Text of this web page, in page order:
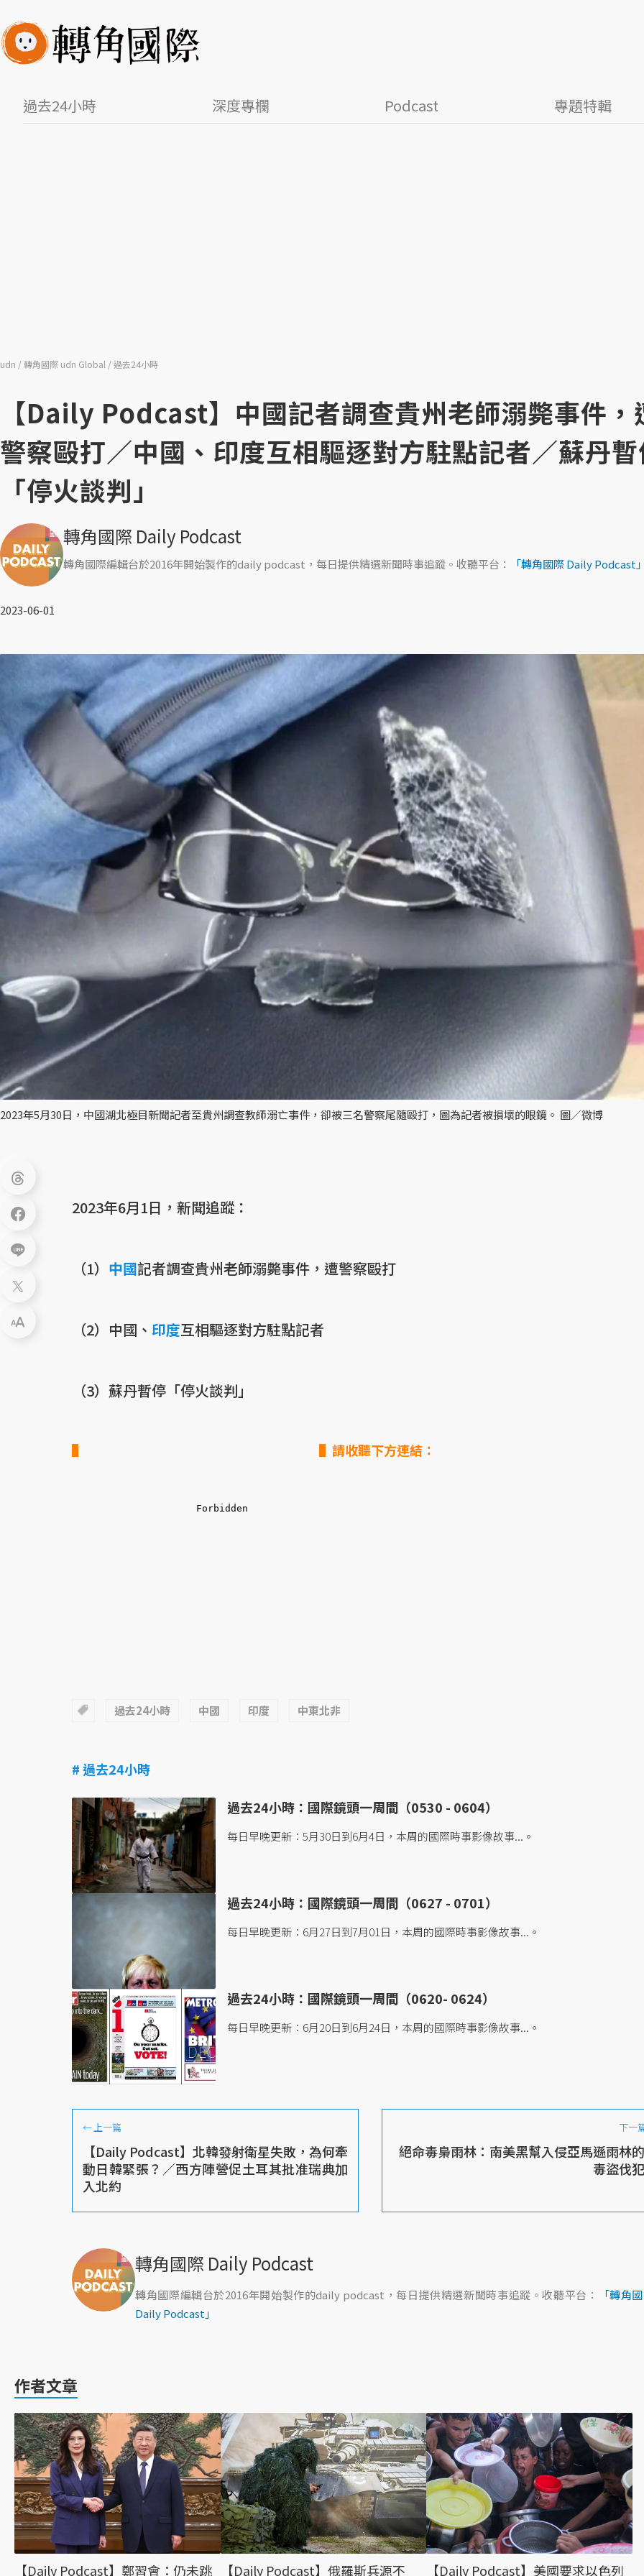
過去24小時 深度專欄 Podcast 專題特輯
udn 轉角國際 udn Global 過去24小時
【Daily Podcast】中國記者調查貴州老師溺斃事件，
警察毆打／中國、印度互相驅逐對方駐點記者／蘇丹
「停火談判」
轉角國際 Daily Podcast
轉角國際編輯台於2016年開始製作的daily podcast，每日提供精選新聞時事追蹤。收聽平台： 「轉角國際 Daily Podcast」
2023-06-01
2023年5月30日，中國湖北極目新聞記者至貴州調查教師溺亡事件，卻被三名警察尾隨毆打，圖為記者被損壞的眼鏡。 圖／微博
2023年6月1日，新聞追蹤：
（1） 中國記者調查貴州老師溺斃事件，遭警察毆打
（2）中國、 印度互相驅逐對方駐點記者
（3）蘇丹暫停「停火談判」
▌請收聽下方連結：
過去24小時 中國 印度 中東北非
# 過去24小時
過去24小時：國際鏡頭一周間（0530 - 0604）
每日早晚更新：5月30日到6月4日，本周的國際時事影像故事...。
過去24小時：國際鏡頭一周間（0627 - 0701）
每日早晚更新：6月27日到7月01日，本周的國際時事影像故事...。
過去24小時：國際鏡頭一周間（0620- 0624）
每日早晚更新：6月20日到6月24日，本周的國際時事影像故事...。
←上一篇
【Daily Podcast】北韓發射衛星失敗，為何牽
動日韓緊張？／西方陣營促土耳其批准瑞典加
入北約
下一
絕命毒梟雨林：南美黑幫入侵亞馬遜雨林
毒盜伐
轉角國際 Daily Podcast
轉角國際編輯台於2016年開始製作的daily podcast，每日提供精選新聞時事追蹤。收聽平台：
「轉角
Daily Podcast」
作者文章
【Daily Podcast】鄭習會：仍未跳 【Daily Podcast】俄羅斯兵源不 【Daily Podcast】美國要求以色列